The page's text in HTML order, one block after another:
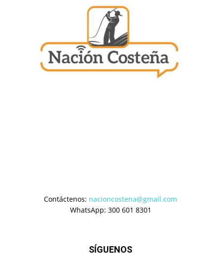
Contáctenos: nacioncostena@gmail.com
WhatsApp: 300 601 8301
SÍGUENOS